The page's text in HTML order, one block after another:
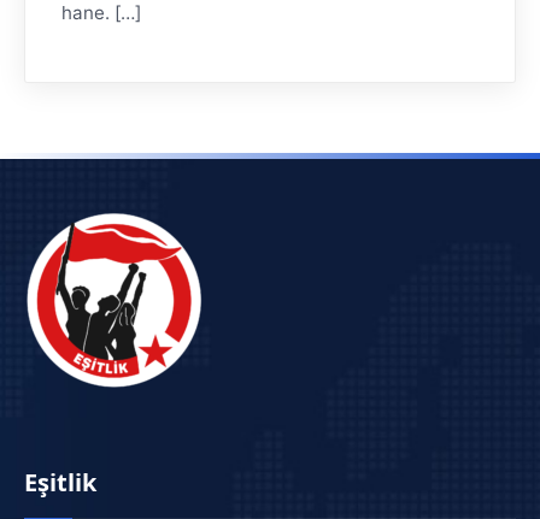
hane. […]
Eşitlik